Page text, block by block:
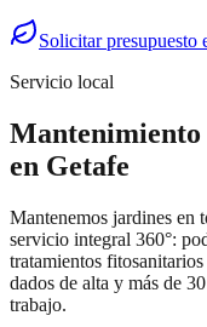
Solicitar presupuesto
Servicio local
Mantenimiento
en Getafe
Mantenemos jardines en
servicio integral 360°:
tratamientos
dados de alta y más de
trabajo.